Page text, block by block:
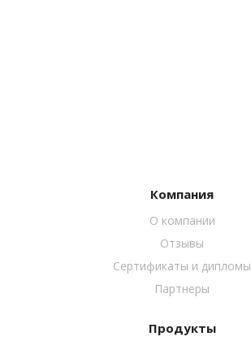
Компания
О компании
Отзывы
Сертификаты и дипломы
Партнеры
Продукты